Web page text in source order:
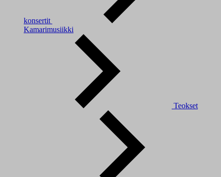
konsertit
Kamarimusiikki
Teokset